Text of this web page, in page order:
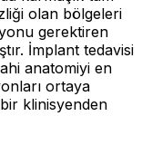
olan bölgeleri
gerektiren
İmplant tedavisi
anatomiyi en
ortaya
klinisyenden